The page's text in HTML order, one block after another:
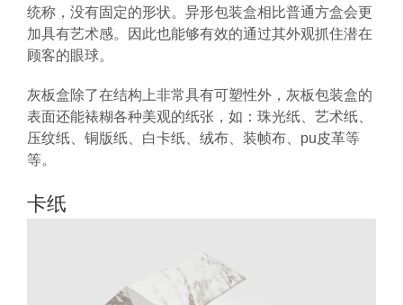
统称，没有固定的形状。异形包装盒相比普通方盒会更
加具有艺术感。因此也能够有效的通过其外观抓住潜在
顾客的眼球。
灰板盒除了在结构上非常具有可塑性外，灰板包装盒的
表面还能裱糊各种美观的纸张，如：珠光纸、艺术纸、
压纹纸、铜版纸、白卡纸、绒布、装帧布、pu皮革等
等。
卡纸